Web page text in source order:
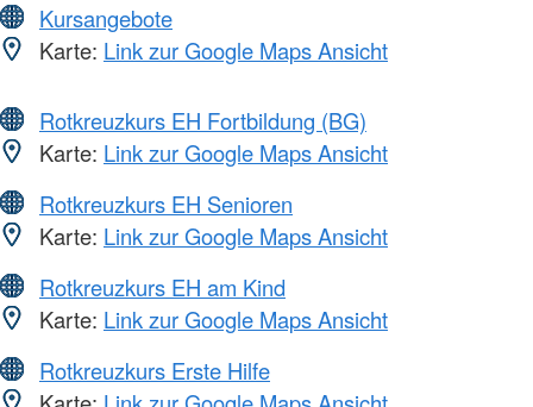
Kursangebote
Karte: Link zur Google Maps Ansicht
Rotkreuzkurs EH Fortbildung (BG)
Karte: Link zur Google Maps Ansicht
Rotkreuzkurs EH Senioren
Karte: Link zur Google Maps Ansicht
Rotkreuzkurs EH am Kind
Karte: Link zur Google Maps Ansicht
Rotkreuzkurs Erste Hilfe